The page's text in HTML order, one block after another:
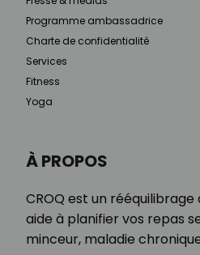
À PROPOS
CROQ est un
aide à planifier vos repas
minceur, maladie
Programme ambassadrice
Charte de confidentialité
Services
Fitness
Yoga